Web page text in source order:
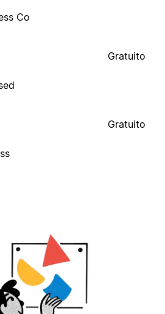
Co
Gratuito
Gratuito